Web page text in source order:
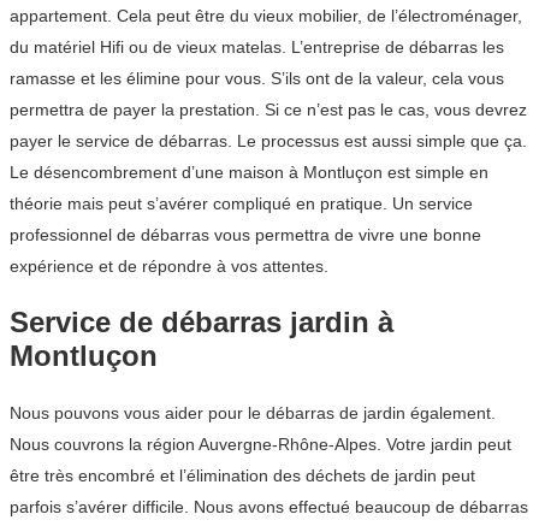
appartement. Cela peut être du vieux mobilier, de l’électroménager,
du matériel Hifi ou de vieux matelas. L’entreprise de débarras les
ramasse et les élimine pour vous. S’ils ont de la valeur, cela vous
permettra de payer la prestation. Si ce n’est pas le cas, vous devrez
payer le service de débarras. Le processus est aussi simple que ça.
Le désencombrement d’une maison à Montluçon est simple en
théorie mais peut s’avérer compliqué en pratique. Un service
professionnel de débarras vous permettra de vivre une bonne
expérience et de répondre à vos attentes.
Service de débarras jardin à
Montluçon
Nous pouvons vous aider pour le débarras de jardin également.
Nous couvrons la région Auvergne-Rhône-Alpes. Votre jardin peut
être très encombré et l’élimination des déchets de jardin peut
parfois s’avérer difficile. Nous avons effectué beaucoup de débarras